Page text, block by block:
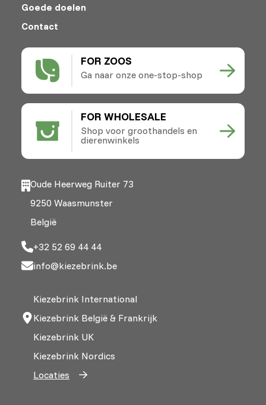
FOR ZOOS
Ga naar onze one-stop-shop
FOR WHOLESALE
Shop voor groothandels en
dierenwinkels
Goede doelen
Contact
Oude Heerweg Ruiter 73
9250 Waasmunster
België
+32 52 69 44 44
info@kiezebrink.be
Kiezebrink International
Kiezebrink België & Frankrijk
Kiezebrink UK
Kiezebrink Nordics
Locaties